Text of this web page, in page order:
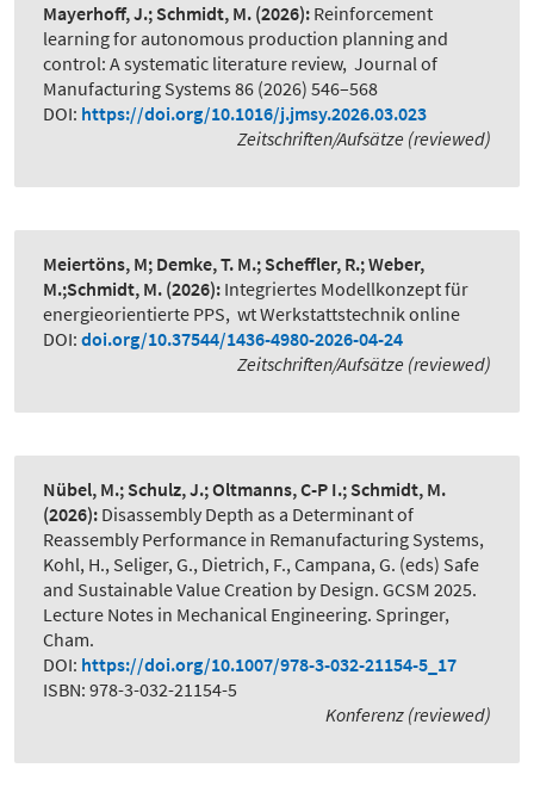
Mayerhoff, J.; Schmidt, M. (2026): Reinforcement
learning for autonomous production planning and
control: A systematic literature review, Journal of
Manufacturing Systems 86 (2026) 546–568
DOI: https://doi.org/10.1016/j.jmsy.2026.03.023
Zeitschriften/Aufsätze (reviewed)
Meiertöns, M; Demke, T. M.; Scheffler, R.; Weber,
M.;Schmidt, M. (2026): Integriertes Modellkonzept für
energieorientierte PPS, wt Werkstattstechnik online
DOI: doi.org/10.37544/1436-4980-2026-04-24
Zeitschriften/Aufsätze (reviewed)
Nübel, M.; Schulz, J.; Oltmanns, C-P I.; Schmidt, M.
(2026): Disassembly Depth as a Determinant of
Reassembly Performance in Remanufacturing Systems,
Kohl, H., Seliger, G., Dietrich, F., Campana, G. (eds) Safe
and Sustainable Value Creation by Design. GCSM 2025.
Lecture Notes in Mechanical Engineering. Springer,
Cham.
DOI: https://doi.org/10.1007/978-3-032-21154-5_17
ISBN: 978-3-032-21154-5
Konferenz (reviewed)